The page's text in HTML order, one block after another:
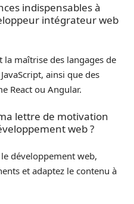
indispensables à
intégrateur web
la maîtrise des langages de
ainsi que des
React ou Angular.
lettre de motivation
web ?
développement web,
et adaptez le contenu à